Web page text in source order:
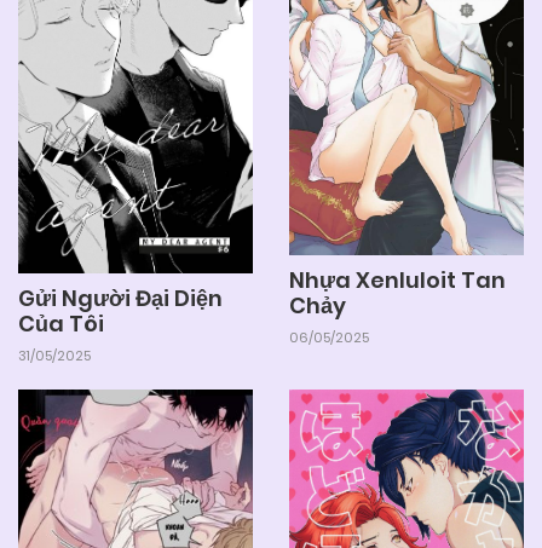
Gửi Người Đại Diện
Của Tôi
31/05/2025
Nhựa Xenluloit Tan
Chảy
06/05/2025